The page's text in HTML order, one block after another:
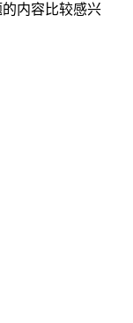
内容比较感兴